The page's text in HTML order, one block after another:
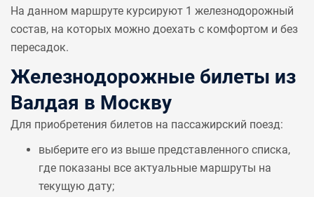
На данном маршруте курсируют 1 железнодорожный
состав, на которых можно доехать с комфортом и без
пересадок.
Железнодорожные билеты из
Валдая в Москву
Для приобретения билетов на пассажирский поезд:
выберите его из выше представленного списка,
где показаны все актуальные маршруты на
текущую дату;